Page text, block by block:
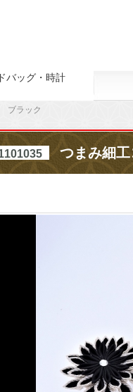
ブラック
つまみ細